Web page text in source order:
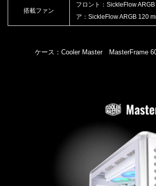
搭載ファン
フロント：SickleFlow
ア：SickleFlow ARGB 120
ケース：Cooler Master MasterFrame